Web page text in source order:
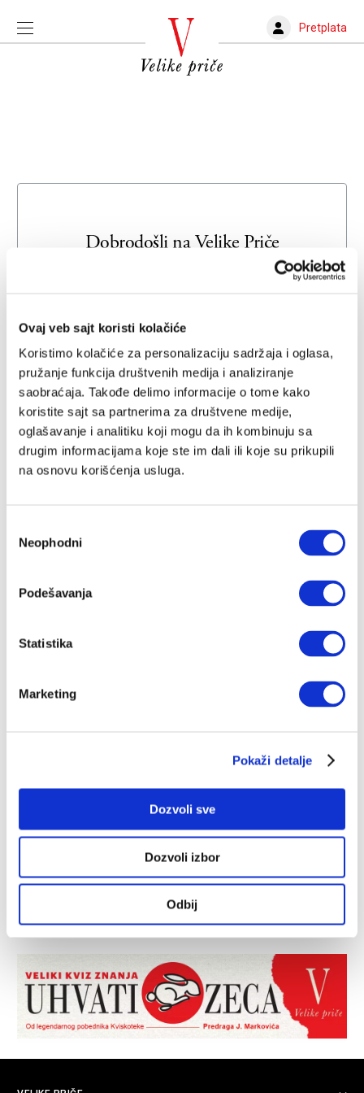
Ovaj veb sajt koristi kolačiće
Koristimo kolačiće za personalizaciju sadržaja i oglasa,
pružanje funkcija društvenih medija i analiziranje
saobraćaja. Takođe delimo informacije o tome kako
koristite sajt sa partnerima za društvene medije,
oglašavanje i analitiku koji mogu da ih kombinuju sa
drugim informacijama koje ste im dali ili koje su prikupili
na osnovu korišćenja usluga.
сагласности
Neophodni
Podešavanja
Statistika
Marketing
Pokaži detalje
Dozvoli sve
Dozvoli izbor
Odbij
Pretplata
Dobrodošli naVelike Priče
Unesite svoju adresu e-pošte da biste se prijavili ili kreirali
Email adresa
Lozinka
Zaboravljena lozinka?